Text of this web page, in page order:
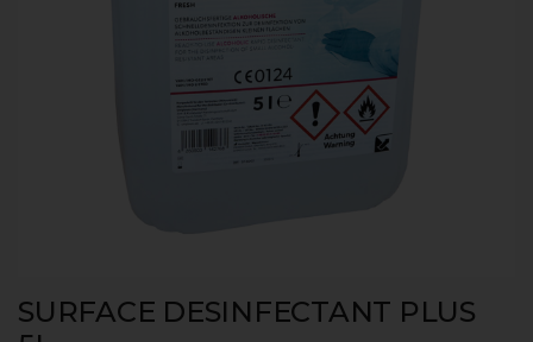
SURFACE DESINFECTANT PLUS